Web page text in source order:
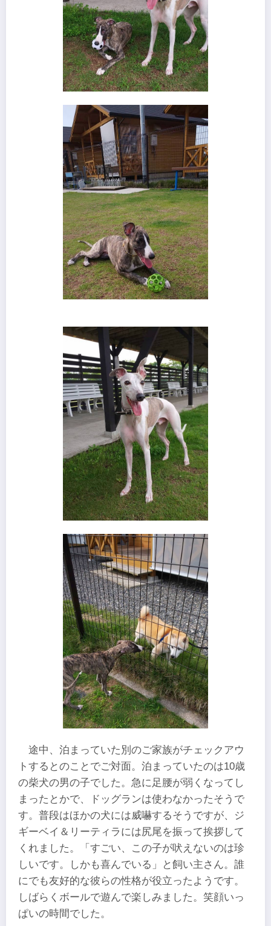
途中、泊まっていた別のご家族がチェックアウ
トするとのことでご対面。泊まっていたのは10歳
の柴犬の男の子でした。急に足腰が弱くなってし
まったとかで、ドッグランは使わなかったそうで
す。普段はほかの犬には威嚇するそうですが、ジ
ギーベイ＆リーティラには尻尾を振って挨拶して
くれました。「すごい、この子が吠えないのは珍
しいです。しかも喜んでいる」と飼い主さん。誰
にでも友好的な彼らの性格が役立ったようです。
しばらくボールで遊んで楽しみました。笑顔いっ
ぱいの時間でした。